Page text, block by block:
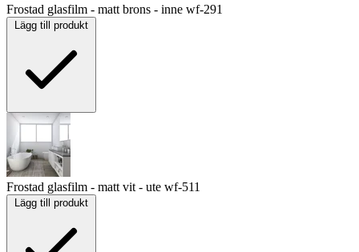
Frostad glasfilm - matt brons - inne wf-291
Lägg till produkt
Frostad glasfilm - matt vit - ute wf-511
Lägg till produkt